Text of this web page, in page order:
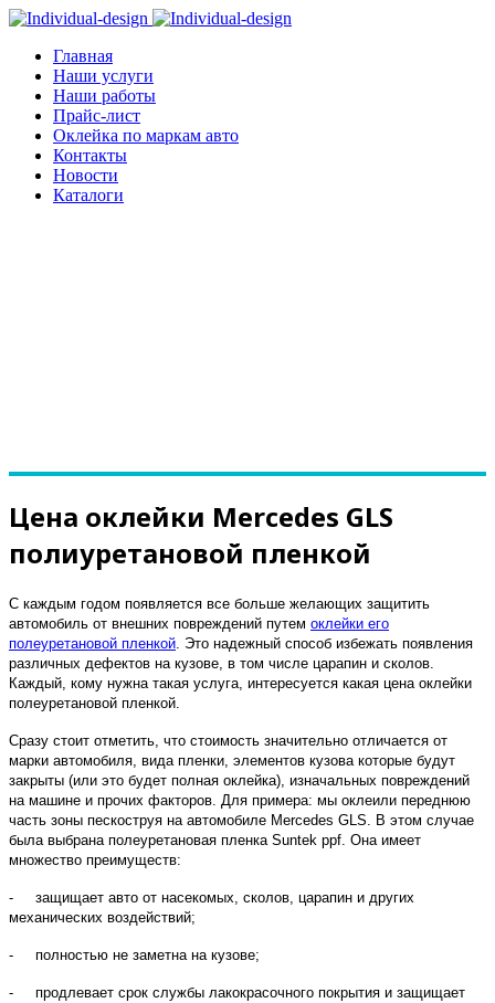
Главная
Наши услуги
Наши работы
Прайс-лист
Оклейка по маркам авто
Контакты
Новости
Каталоги
Цена оклейки Mercedes GLS
полиуретановой пленкой
С каждым годом появляется все больше желающих защитить
автомобиль от внешних повреждений путем оклейки его
полеуретановой пленкой. Это надежный способ избежать появления
различных дефектов на кузове, в том числе царапин и сколов.
Каждый, кому нужна такая услуга, интересуется какая цена оклейки
полеуретановой пленкой.
Сразу стоит отметить, что стоимость значительно отличается от
марки автомобиля, вида пленки, элементов кузова которые будут
закрыты (или это будет полная оклейка), изначальных повреждений
на машине и прочих факторов. Для примера: мы оклеили переднюю
часть зоны пескоструя на автомобиле Mercedes GLS. В этом случае
была выбрана полеуретановая пленка Suntek ppf. Она имеет
множество преимуществ:
- защищает авто от насекомых, сколов, царапин и других
механических воздействий;
- полностью не заметна на кузове;
- продлевает срок службы лакокрасочного покрытия и защищает